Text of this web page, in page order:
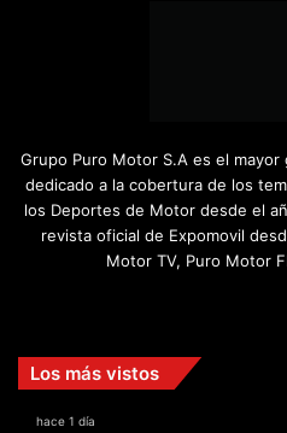
Grupo Puro Motor S.A es el
dedicado a la cobertura de los
los Deportes de Motor desde el
revista oficial de Expomovil
Motor TV, Puro Motor
Los más vistos
hace 1 día